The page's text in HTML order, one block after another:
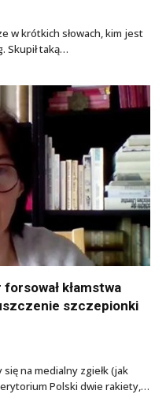
w krótkich słowach, kim jest
Skupił taką…
kłamstwa
szczepionki
na medialny zgiełk (jak
Polski dwie rakiety,…